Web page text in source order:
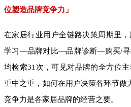
位塑造品牌竞争力」
在家居行业用户全链路决策周期里
学习—品牌对比—品牌诊断—购买/寻
均检索31次，可见对品牌的全方位
重中之重，如何在用户决策各环节做
竞争力是各家居品牌的经营之要。